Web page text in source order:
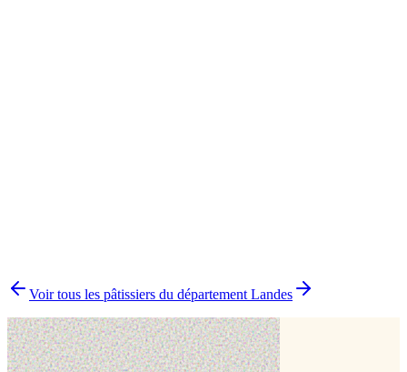
Comment comparer plusieurs pâtissiers en une fois ?
Voir tous les pâtissiers du département Landes